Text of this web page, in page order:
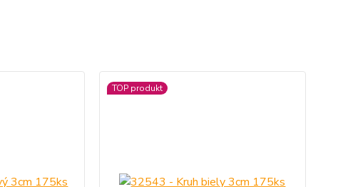
TOP produkt